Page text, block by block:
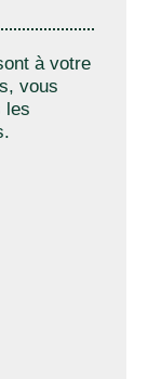
à votre
vous
les